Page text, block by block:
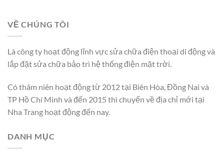
VỀ CHÚNG TÔI
Là công ty hoạt động lĩnh vực sửa chữa điện thoại di động và
lắp đặt sửa chữa bảo trì hệ thống điện mặt trời.
Có thâm niên hoạt động từ 2012 tại Biên Hòa, Đồng Nai và
TP Hồ Chí Minh và đến 2015 thì chuyển về địa chỉ mới tại
Nha Trang hoạt động đến nay.
DANH MỤC